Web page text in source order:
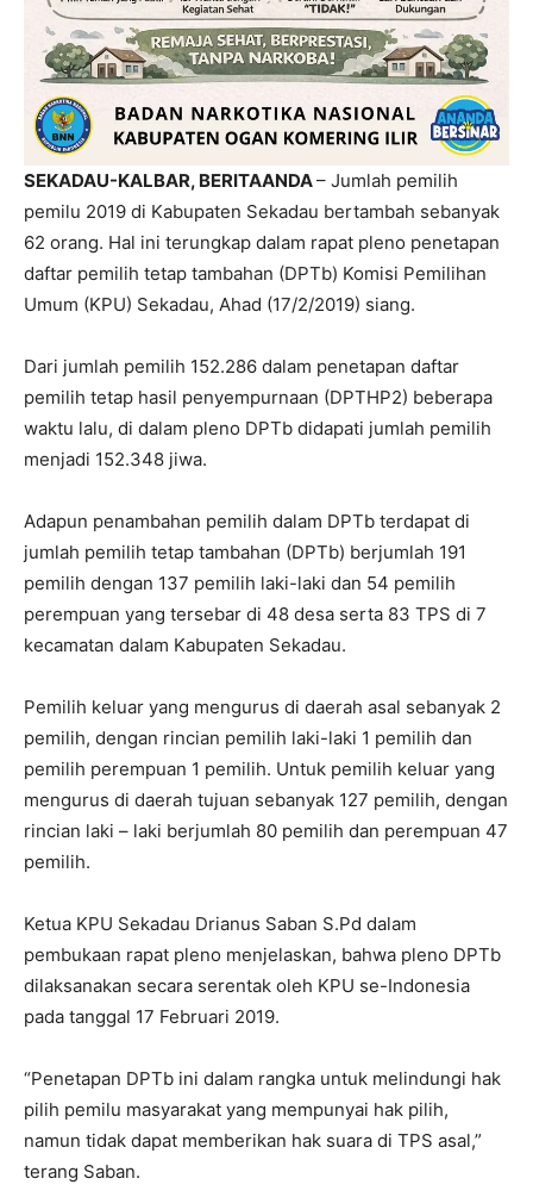
SEKADAU-KALBAR, BERITAANDA– Jumlah pemilih
pemilu 2019 di Kabupaten Sekadau bertambah sebanyak
62 orang. Hal ini terungkap dalam rapat pleno penetapan
daftar pemilih tetap tambahan (DPTb) Komisi Pemilihan
Umum (KPU) Sekadau, Ahad (17/2/2019) siang.
Dari jumlah pemilih 152.286 dalam penetapan daftar
pemilih tetap hasil penyempurnaan (DPTHP2) beberapa
waktu lalu, di dalam pleno DPTb didapati jumlah pemilih
menjadi 152.348 jiwa.
Adapun penambahan pemilih dalam DPTb terdapat di
jumlah pemilih tetap tambahan (DPTb) berjumlah 191
pemilih dengan 137 pemilih laki-laki dan 54 pemilih
perempuan yang tersebar di 48 desa serta 83 TPS di 7
kecamatan dalam Kabupaten Sekadau.
Pemilih keluar yang mengurus di daerah asal sebanyak 2
pemilih, dengan rincian pemilih laki-laki 1 pemilih dan
pemilih perempuan 1 pemilih. Untuk pemilih keluar yang
mengurus di daerah tujuan sebanyak 127 pemilih, dengan
rincian laki – laki berjumlah 80 pemilih dan perempuan 47
pemilih.
Ketua KPU Sekadau Drianus Saban S.Pd dalam
pembukaan rapat pleno menjelaskan, bahwa pleno DPTb
dilaksanakan secara serentak oleh KPU se-Indonesia
pada tanggal 17 Februari 2019.
“Penetapan DPTb ini dalam rangka untuk melindungi hak
pilih pemilu masyarakat yang mempunyai hak pilih,
namun tidak dapat memberikan hak suara di TPS asal,”
terang Saban.